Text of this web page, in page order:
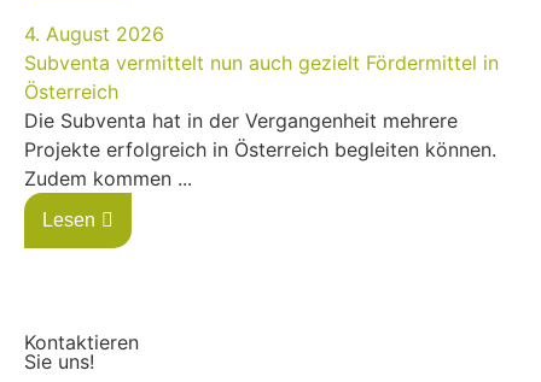
4. August 2026
Subventa vermittelt nun auch gezielt Fördermittel in
Österreich
Die Subventa hat in der Vergangenheit mehrere
Projekte erfolgreich in Österreich begleiten können.
Zudem kommen ...
Lesen
Kontaktieren
Sie uns!